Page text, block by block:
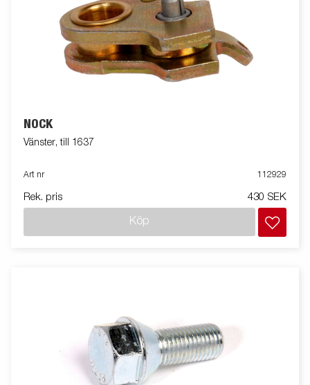
NOCK
Vänster, till 1637
Art nr 112929
Rek. pris 430 SEK
Köp